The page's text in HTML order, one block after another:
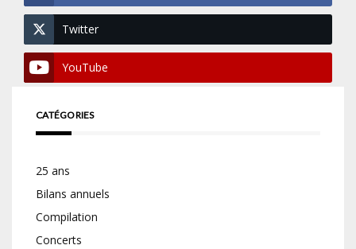
Twitter
YouTube
CATÉGORIES
25 ans
Bilans annuels
Compilation
Concerts